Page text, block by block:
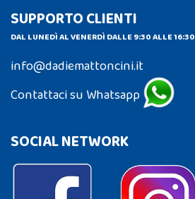
SUPPORTO CLIENTI
DAL LUNEDÌ AL VENERDÌ DALLE 9:30 ALLE 16:30
info@dadiemattoncini.it
Contattaci su Whatsapp
SOCIAL NETWORK